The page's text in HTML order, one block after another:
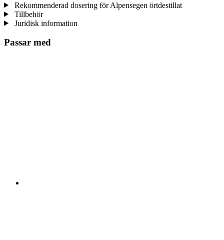
Rekommenderad dosering för Alpensegen örtdestillat
Tillbehör
Juridisk information
Passar med